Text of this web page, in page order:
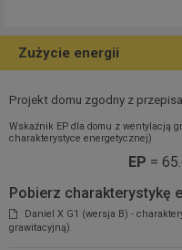
Zużycie energii
Projekt domu zgodny z
Wskaźnik EP dla domu z wentylacją
charakterystyce energetycznej)
EP =
Pobierz charakterystykę
Daniel X G1 (wersja B) -
grawitacyjną)